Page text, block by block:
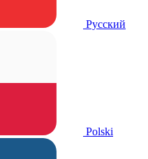
Русский
Polski